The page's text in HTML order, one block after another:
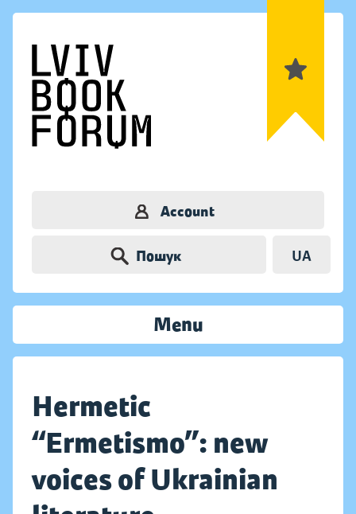
Account
Пошук UA
Menu
Hermetic
“Ermetismo”: new
voices of Ukrainian